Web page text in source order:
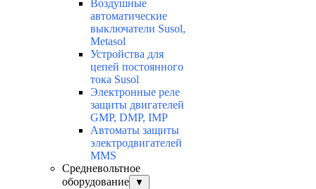
Воздушные
автоматические
выключатели Susol,
Metasol
Устройства для
цепей постоянного
тока Susol
Электронные реле
защиты двигателей
GMP, DMP, IMP
Автоматы защиты
электродвигателей
MMS
Средневольтное
оборудование
▼